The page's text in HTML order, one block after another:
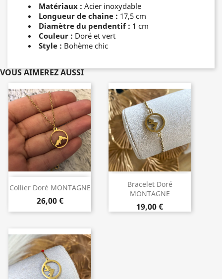
Matériaux : Acier inoxydable
Longueur de chaine : 17,5 cm
Diamètre du pendentif : 1 cm
Couleur : Doré et vert
Style : Bohème chic
VOUS AIMEREZ AUSSI
Collier Doré MONTAGNE
26,00 €
Bracelet Doré
MONTAGNE
19,00 €